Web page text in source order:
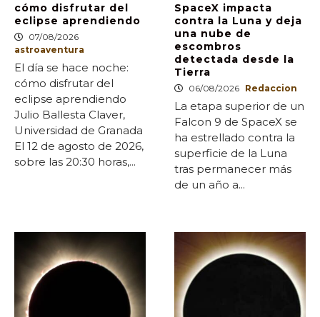
cómo disfrutar del
eclipse aprendiendo
07/08/2026
astroaventura
El día se hace noche:
cómo disfrutar del
eclipse aprendiendo
Julio Ballesta Claver,
Universidad de Granada
El 12 de agosto de 2026,
sobre las 20:30 horas,...
SpaceX impacta
contra la Luna y deja
una nube de
escombros
detectada desde la
Tierra
06/08/2026 Redaccion
La etapa superior de un
Falcon 9 de SpaceX se
ha estrellado contra la
superficie de la Luna
tras permanecer más
de un año a...